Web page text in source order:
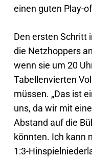
einen guten Play-
Den ersten Schritt
die Netzhoppers
wenn sie um 20
Tabellenvierten
müssen. „Das ist
uns, da wir mit
Abstand auf die
könnten. Ich kann
1:3-